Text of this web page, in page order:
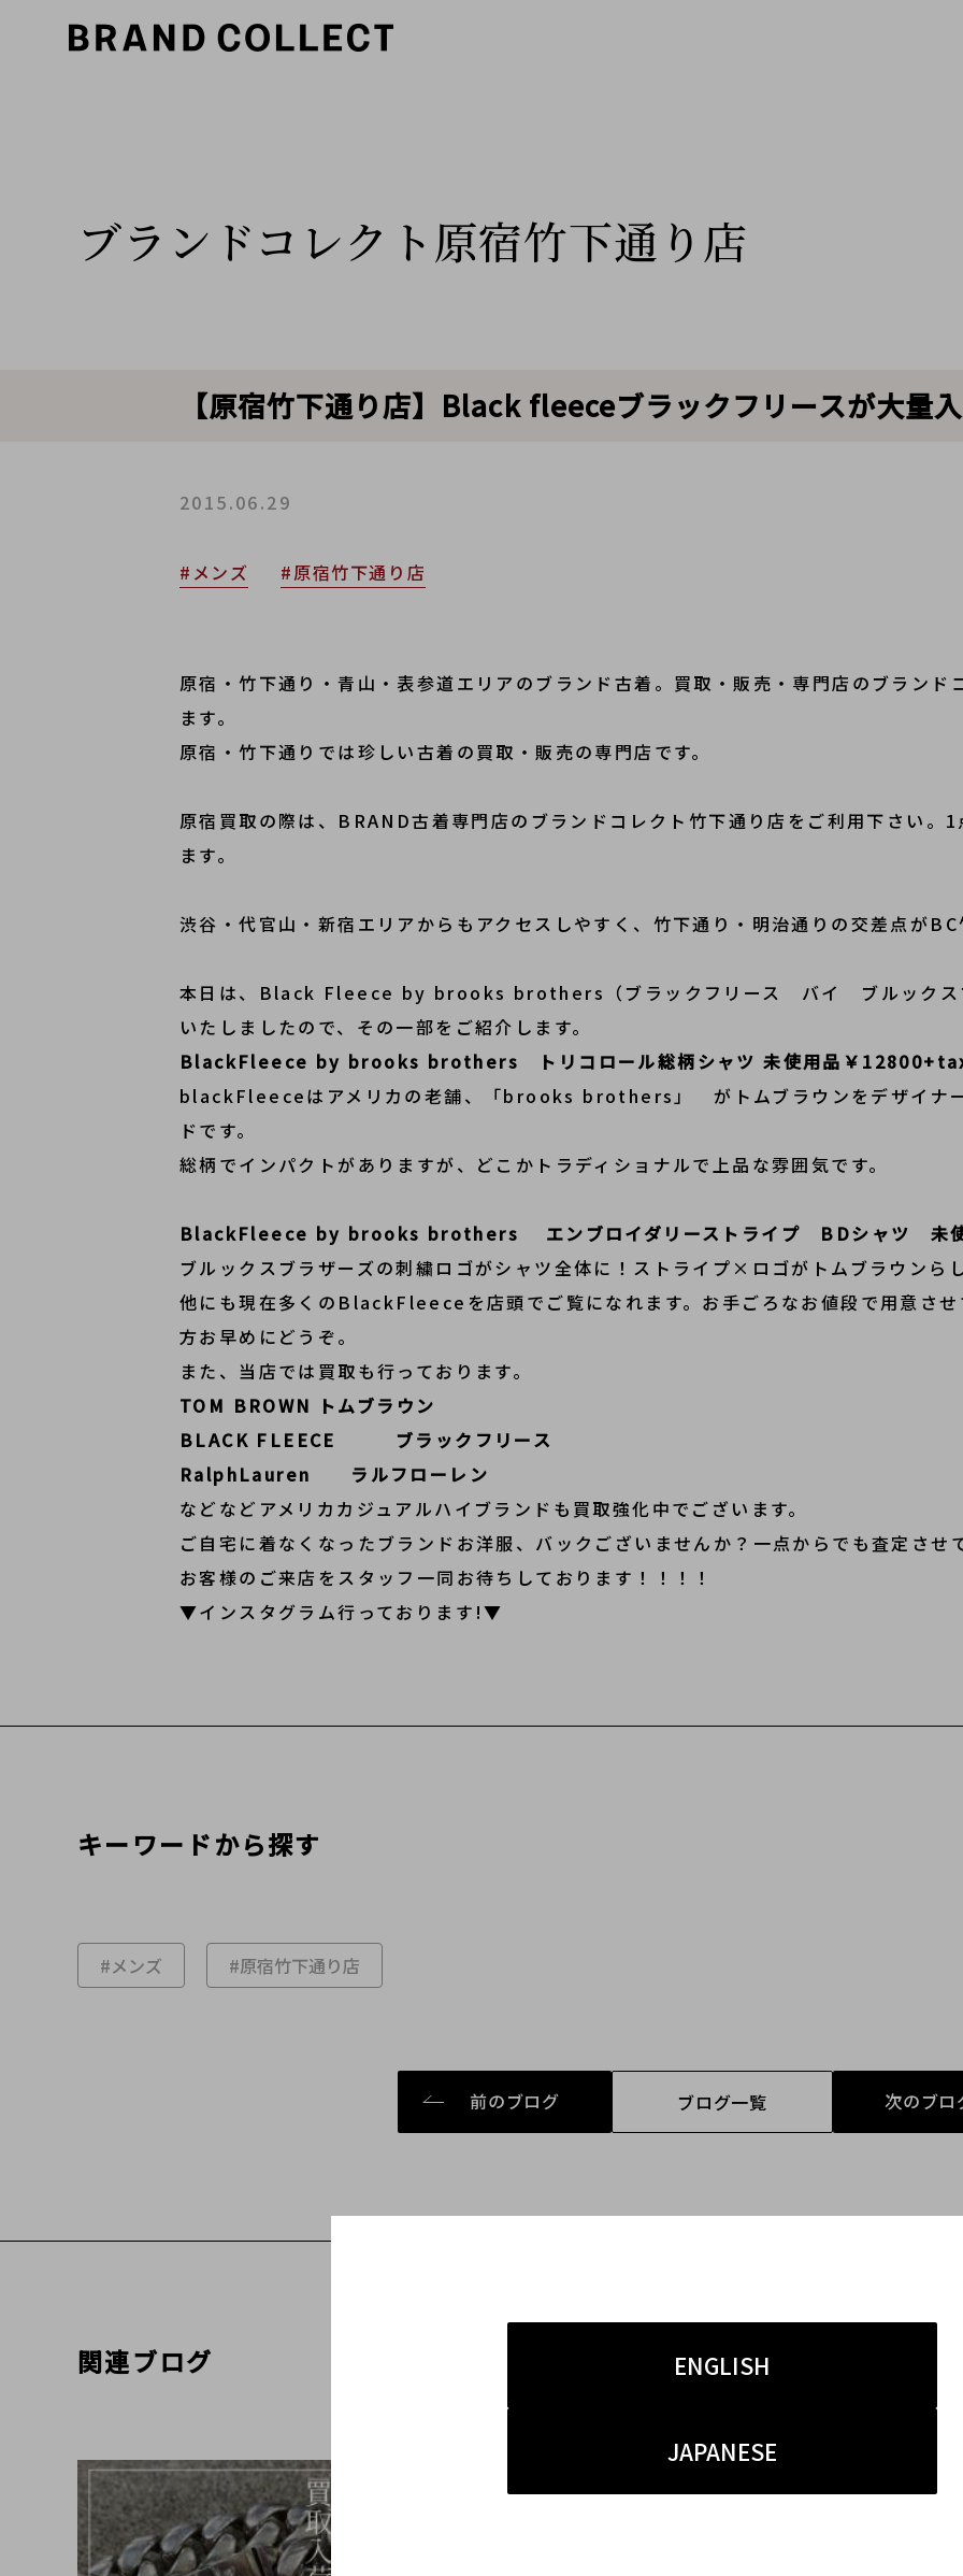
ENGLISH
JAPANESE
ブランドコレクト原宿竹下通り店
【原宿竹下通り店】Black fleeceブラックフリースが大量
2015.06.29
#メンズ #原宿竹下通り店
原宿・竹下通り・青山・表参道エリアのブランド古着。買取・販売・専門店のブランド
ます。
原宿・竹下通りでは珍しい古着の買取・販売の専門店です。
原宿買取の際は、BRAND古着専門店のブランドコレクト竹下通り店をご利用下さい。
ます。
渋谷・代官山・新宿エリアからもアクセスしやすく、竹下通り・明治通りの交差点が
本日は、Black Fleece by brooks brothers（ブラックフリース バイ ブルックス
いたしましたので、その一部をご紹介します。
BlackFleece by brooks brothers トリコロール総柄シャツ 未使用品￥
blackFleeceはアメリカの老舗、「brooks brothers」 がトムブラウンをデザイナー
ドです。
総柄でインパクトがありますが、どこかトラディショナルで上品な雰囲気です。
BlackFleece by brooks brothers エンブロイダリーストライプ BDシャツ 未
ブルックスブラザーズの刺繍ロゴがシャツ全体に！ストライプ×ロゴがトムブラウンら
他にも現在多くのBlackFleeceを店頭でご覧になれます。お手ごろなお値段で用意さ
方お早めにどうぞ。
また、当店では買取も行っております。
TOM BROWN トムブラウン
BLACK FLEECE ブラックフリース
RalphLauren ラルフローレン
などなどアメリカカジュアルハイブランドも買取強化中でございます。
ご自宅に着なくなったブランドお洋服、バックございませんか？一点からでも査定させ
お客様のご来店をスタッフ一同お待ちしております！！！！
▼インスタグラム行っております!▼
キーワードから探す
#メンズ #原宿竹下通り店
前のブログ ブログ一覧 次のブロ
関連ブログ